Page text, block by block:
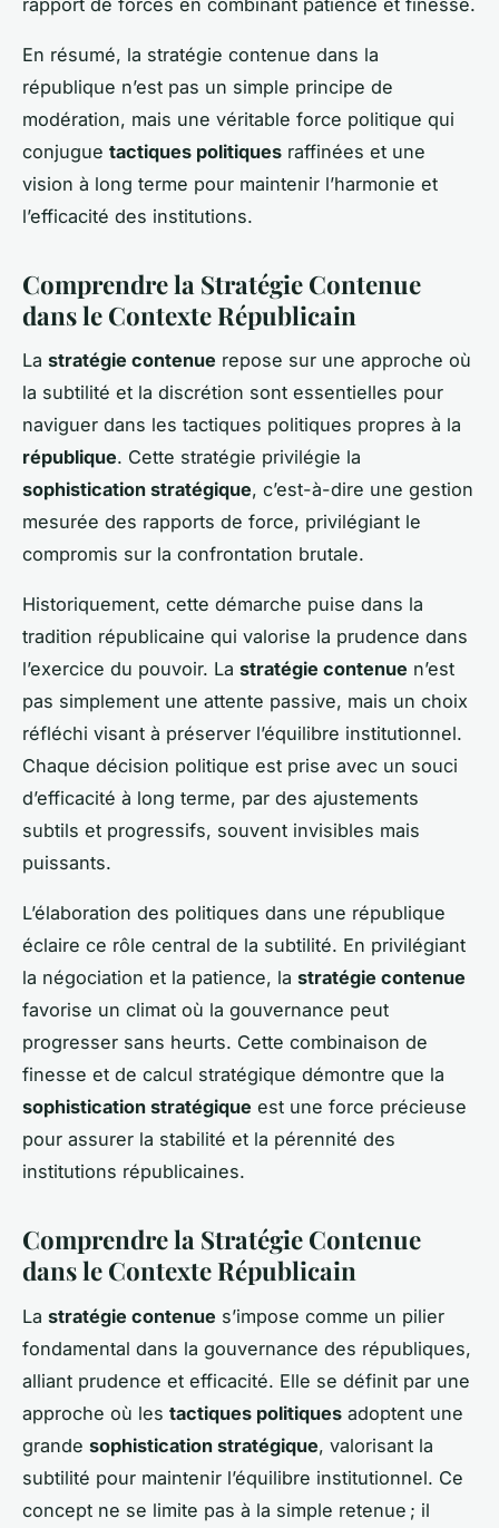
En résumé, la stratégie contenue dans la
république n’est pas un simple principe de
modération, mais une véritable force politique qui
conjugue tactiques politiques raffinées et une
vision à long terme pour maintenir l’harmonie et
l’efficacité des institutions.
Comprendre la Stratégie Contenue
dans le Contexte Républicain
La stratégie contenue repose sur une approche où
la subtilité et la discrétion sont essentielles pour
naviguer dans les tactiques politiques propres à la
république. Cette stratégie privilégie la
sophistication stratégique, c’est-à-dire une gestion
mesurée des rapports de force, privilégiant le
compromis sur la confrontation brutale.
Historiquement, cette démarche puise dans la
tradition républicaine qui valorise la prudence dans
l’exercice du pouvoir. La stratégie contenue n’est
pas simplement une attente passive, mais un choix
réfléchi visant à préserver l’équilibre institutionnel.
Chaque décision politique est prise avec un souci
d’efficacité à long terme, par des ajustements
subtils et progressifs, souvent invisibles mais
puissants.
L’élaboration des politiques dans une république
éclaire ce rôle central de la subtilité. En privilégiant
la négociation et la patience, la stratégie contenue
favorise un climat où la gouvernance peut
progresser sans heurts. Cette combinaison de
finesse et de calcul stratégique démontre que la
sophistication stratégique est une force précieuse
pour assurer la stabilité et la pérennité des
institutions républicaines.
Comprendre la Stratégie Contenue
dans le Contexte Républicain
La stratégie contenue s’impose comme un pilier
fondamental dans la gouvernance des républiques,
alliant prudence et efficacité. Elle se définit par une
approche où les tactiques politiques adoptent une
grande sophistication stratégique, valorisant la
subtilité pour maintenir l’équilibre institutionnel. Ce
concept ne se limite pas à la simple retenue ; il